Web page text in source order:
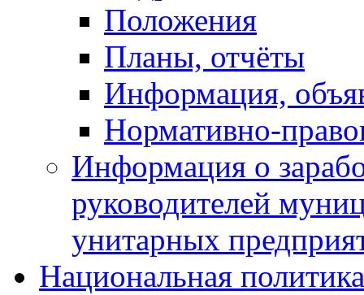
Положения
Планы, отчёты
Информация,
Нормативно-
Информация о
руководителей
унитарных
Национальная политика